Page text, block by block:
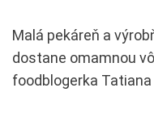
Malá pekáreň a
dostane omamnou
foodblogerka Tatiana